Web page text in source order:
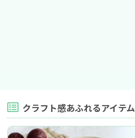
クラフト感あふれるアイテム